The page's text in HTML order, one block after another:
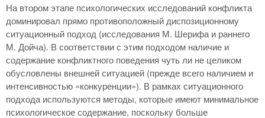
На втором этапе психологических исследований конфликта
доминировал прямо противоположный диспозиционному
ситуационный подход (исследования М. Шерифа и раннего
М. Дойча). В соответствии с этим подходом наличие и
содержание конфликтного поведения чуть ли не целиком
обусловлены внешней ситуацией (прежде всего наличием и
интенсивностью «конкуренции»). В рамках ситуационного
подхода используются методы, которые имеют минимальное
психологическое содержание, поскольку больше